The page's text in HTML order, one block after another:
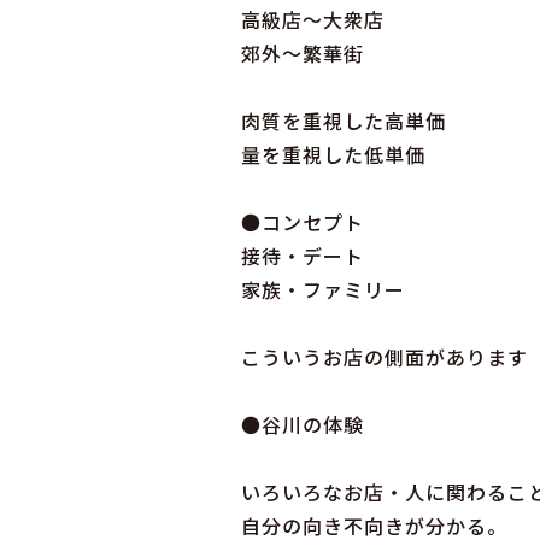
高級店～大衆店
郊外～繁華街
肉質を重視した高単価
量を重視した低単価
●コンセプト
接待・デート
家族・ファミリー
こういうお店の側面があります
●谷川の体験
いろいろなお店・人に関わるこ
自分の向き不向きが分かる。